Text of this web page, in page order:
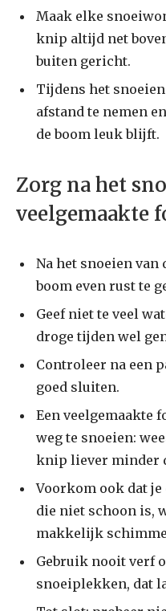
Maak elke
knip altijd net
buiten gericht.
Tijdens het
afstand te nemen
de boom leuk blijft.
Zorg na het
veelgemaakte
Na het snoeien van
boom even rust te
Geef niet te veel
droge tijden wel
Controleer na een
goed sluiten.
Een veelgemaakte
weg te snoeien:
knip liever minder
Voorkom ook dat
die niet schoon is,
makkelijk
Gebruik nooit verf
snoeiplekken, dat